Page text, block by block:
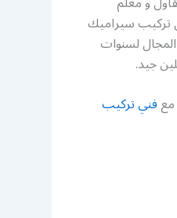
تركيب سيراميك
لسنوات
جيد.
فني تركيب